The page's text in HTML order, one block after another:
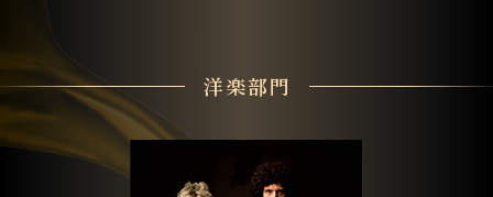
洋楽部門